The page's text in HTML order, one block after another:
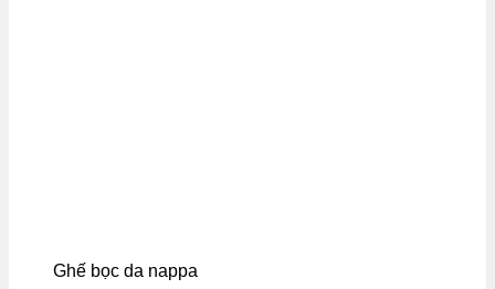
Ghế bọc da nappa